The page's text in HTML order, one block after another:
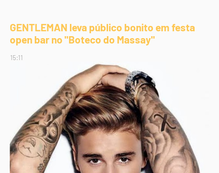
GENTLEMAN leva público bonito em festa
open bar no "Boteco do Massay"
15:11